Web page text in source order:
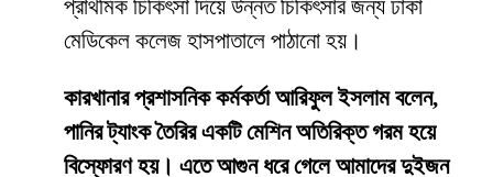
প্রাথমিক চিকিৎসা দিয়ে উন্নত চিকিৎসার জন্য ঢাকা
মেডিকেল কলেজ হাসপাতালে পাঠানো হয়।
কারখানার প্রশাসনিক কর্মকর্তা আরিফুল ইসলাম বলেন,
পানির ট্যাংক তৈরির একটি মেশিন অতিরিক্ত গরম হয়ে
বিস্ফোরণ হয়। এতে আগুন ধরে গেলে আমাদের দুইজন